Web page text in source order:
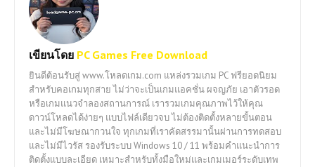
เขียนโดย PC Games Free Download
ยินดีต้อนรับสู่ www.โหลดเกม.com แหล่งรวมเกม PC ฟรียอดนิยม
สำหรับคอเกมทุกสาย ไม่ว่าจะเป็นเกมแอคชั่น ผจญภัย เอาตัวรอด
หรือเกมแนวจำลองสถานการณ์ เรารวมเกมคุณภาพไว้ให้คุณ
ดาวน์โหลดได้ง่ายๆ แบบไฟล์เดียวจบ ไม่ต้องติดตั้งหลายขั้นตอน
และไม่มีโฆษณากวนใจ ทุกเกมที่เราคัดสรรมานั้นผ่านการทดสอบ
และไม่มีไวรัส รองรับระบบ Windows 10 / 11 พร้อมคำแนะนำการ
ติดตั้งแบบละเอียด เหมาะสำหรับทั้งมือใหม่และเกมเมอร์ระดับเทพ